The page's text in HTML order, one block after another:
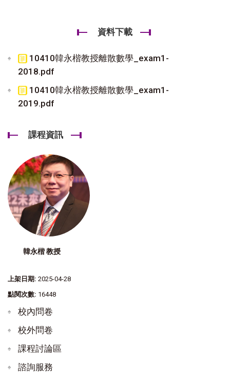
資料下載
10410韓永楷教授離散數學_exam1-
2018.pdf
10410韓永楷教授離散數學_exam1-
2019.pdf
課程資訊
韓永楷 教授
上架日期: 2025-04-28
點閱次數: 16448
校內問卷
校外問卷
課程討論區
諮詢服務